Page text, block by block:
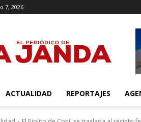
7, 2026
ACTUALIDAD REPORTAJES